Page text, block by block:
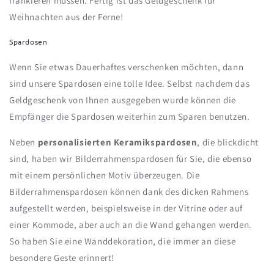
Weihnachten aus der Ferne!
Spardosen
Wenn Sie etwas Dauerhaftes verschenken möchten, dann
sind unsere Spardosen eine tolle Idee. Selbst nachdem das
Geldgeschenk von Ihnen ausgegeben wurde können die
Empfänger die Spardosen weiterhin zum Sparen benutzen.
Neben personalisierten Keramikspardosen, die blickdicht
sind, haben wir Bilderrahmenspardosen für Sie, die ebenso
mit einem persönlichen Motiv überzeugen. Die
Bilderrahmenspardosen können dank des dicken Rahmens
aufgestellt werden, beispielsweise in der Vitrine oder auf
einer Kommode, aber auch an die Wand gehangen werden.
So haben Sie eine Wanddekoration, die immer an diese
besondere Geste erinnert!